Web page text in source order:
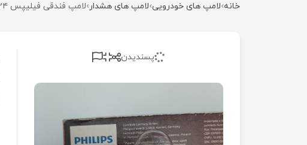
خانه لامپ های خودرویی لامپ های هشدار لامپ فندقی فیلیپس ۲۴ولت
پسندیدن